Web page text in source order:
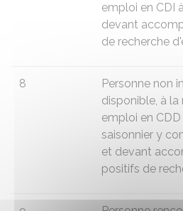
emploi en CDI
devant
de recherche
8
Personne non
disponible, à
emploi en
saisonnier y
et devant
positifs de